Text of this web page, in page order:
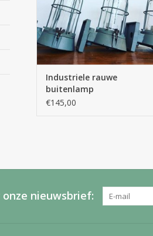
Industriele rauwe
buitenlamp
€145,00
nieuwsbrief: